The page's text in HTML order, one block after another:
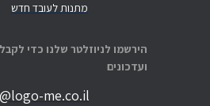
מתנות לעובד חדש
הירשמו לניוזלטר שלנו כדי
ועדכונים
me.co.il